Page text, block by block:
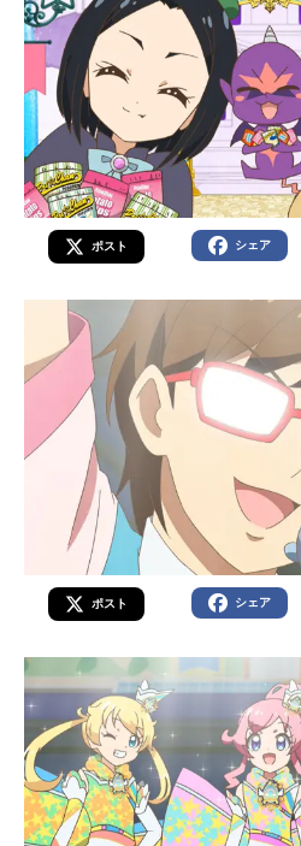
ポスト シェア
ポスト シェア